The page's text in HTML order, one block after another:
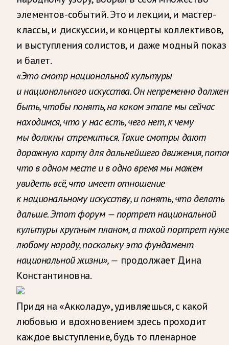
элементов-событий. Это и лекции, и мастер-
классы, и дискуссии, и концерты коллективов,
и выступления солистов, и даже модный показ
и балет.
«Это смотр национальной культуры
и национального искусства. Он непременно должен
быть, чтобы понять, на каком этапе мы сейчас
находимся, что у нас есть, чего нет, к чему
мы должны стремиться. Такие смотры дают
дорожную карту для дальнейшего движения,
что в одном месте и в одно время мы можем
увидеть всё, что имеет отношение
к национальному искусству, и понять, что делать
дальше. Этот форум — портрет национальной
культуры крупным планом, а такой портрет
любому народу, поскольку это фундамент
национальной жизни», — продолжает Дина
Константиновна.
Придя на «Акколаду», удивляешься, с какой
любовью и вдохновением здесь проходит
каждое выступление, будь то пленарное